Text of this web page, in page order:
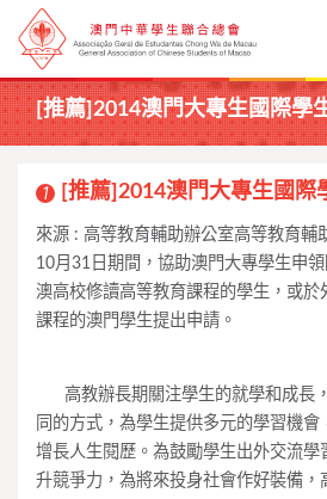
[推薦]2014澳門大專生國際學
1 [推薦]2014澳門大專生國際
來源 : 高等教育輔助辦公室高等教育輔
10月31日期間，協助澳門大專學生申
澳高校修讀高等教育課程的學生，或於
課程的澳門學生提出申請。
高教辦長期關注學生的就學和成長
同的方式，為學生提供多元的學習機會
增長人生閱歷。為鼓勵學生出外交流學
升競爭力，為將來投身社會作好裝備，